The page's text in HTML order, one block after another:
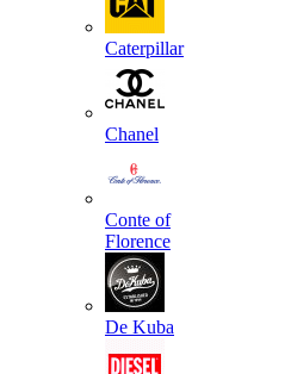
Caterpillar
Chanel
Conte of
Florence
De Kuba